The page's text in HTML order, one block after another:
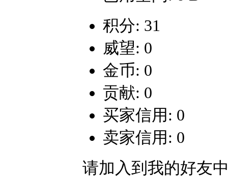
积分: 31
威望: 0
金币: 0
贡献: 0
买家信用: 0
卖家信用: 0
请加入到我的好友